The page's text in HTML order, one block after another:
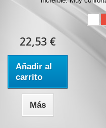
22,53 €
Añadir al
carrito
Más